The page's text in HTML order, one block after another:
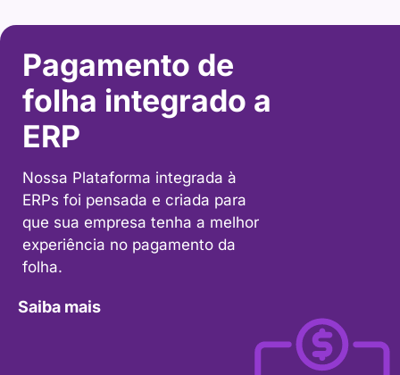
Pagamento de
folha integrado a
ERP
Nossa Plataforma integrada à
ERPs foi pensada e criada para
que sua empresa tenha a melhor
experiência no pagamento da
folha.
Saiba mais